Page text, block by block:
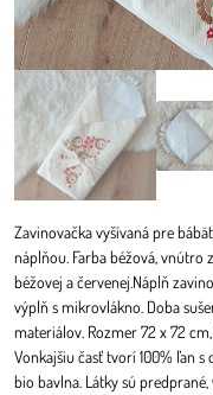
Zavinovačka vyšívaná pre
náplňou. Farba béžová, vnútro
béžovej a červenej.Náplň
výplň s mikrovlákno. Doba
materiálov. Rozmer 72 x 72
Vonkajšiu časť tvorí 100% ľan
bio bavlna. Látky sú